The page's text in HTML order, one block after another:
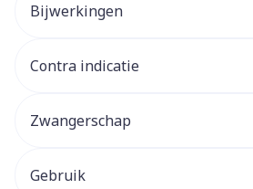
Bijwerkingen
Contra indicatie
Zwangerschap
Gebruik